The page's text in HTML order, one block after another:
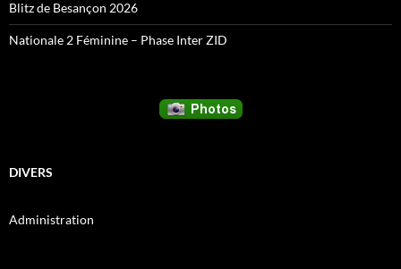
Blitz de Besançon 2026
Nationale 2 Féminine – Phase Inter ZID
DIVERS
Administration